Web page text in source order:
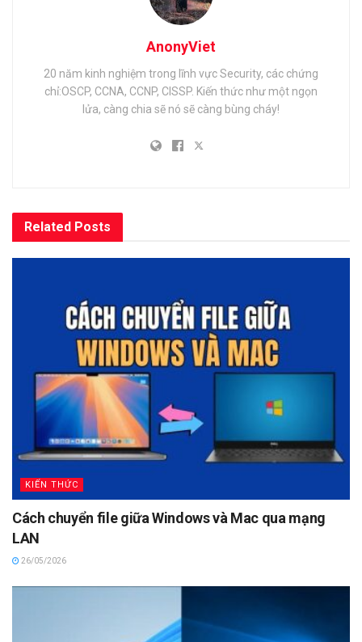
AnonyViet
20 năm kinh nghiệm trong lĩnh vực Security, các chứng
chỉ:OSCP, CCNA, CCNP, CISSP. Kiến thức như một ngọn
lửa, càng chia sẽ nó sẽ càng bùng cháy!
Related Posts
KIẾN THỨC
Cách chuyển file giữa Windows và Mac qua mạng
LAN
26/05/2026